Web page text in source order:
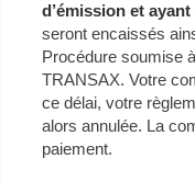
d’émission et
seront encaissés
Procédure soumise
TRANSAX. Votre
ce délai, votre
alors annulée. La
paiement.